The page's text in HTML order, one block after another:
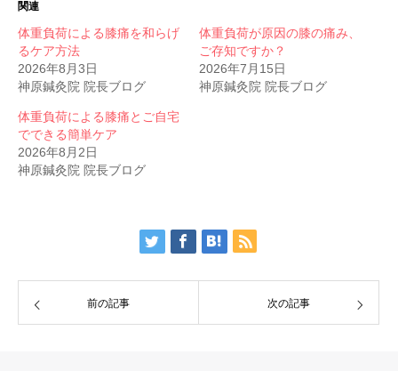
関連
体重負荷による膝痛を和らげ
るケア方法
2026年8月3日
神原鍼灸院 院長ブログ
体重負荷が原因の膝の痛み、
ご存知ですか？
2026年7月15日
神原鍼灸院 院長ブログ
体重負荷による膝痛とご自宅
でできる簡単ケア
2026年8月2日
神原鍼灸院 院長ブログ
前の記事 次の記事